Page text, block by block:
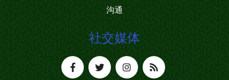
沟通
社交媒体